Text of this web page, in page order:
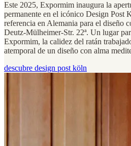
Este 2025, Expormim inaugura la
permanente en el icónico Design Post
referencia en Alemania para el diseño
Deutz-Mülheimer-Str. 22ª. Un lugar
Expormim, la calidez del ratán
atemporal de un diseño con alma
descubre design post köln